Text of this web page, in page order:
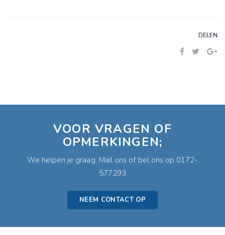
DELEN
VOOR VRAGEN OF
OPMERKINGEN;
We helpen je graag. Mail ons of bel ons op 0172-
577293
NEEM CONTACT OP